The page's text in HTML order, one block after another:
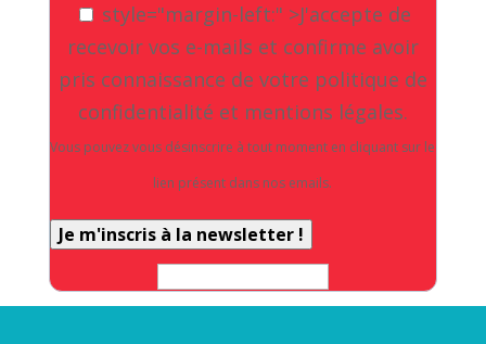
en circonscription et à
l’Assemblée nationale !
style="margin-left:" >J'accepte de
recevoir vos e-mails et confirme avoir
pris connaissance de votre politique de
confidentialité et mentions légales.
Vous pouvez vous désinscrire à tout moment en cliquant sur le
lien présent dans nos emails.
Je m'inscris à la newsletter !